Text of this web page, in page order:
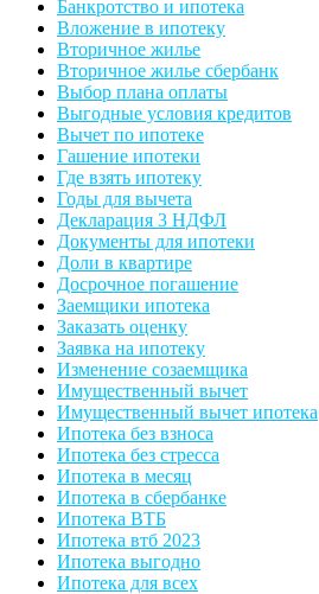
Банкротство и ипотека
Вложение в ипотеку
Вторичное жилье
Вторичное жилье сбербанк
Выбор плана оплаты
Выгодные условия кредитов
Вычет по ипотеке
Гашение ипотеки
Где взять ипотеку
Годы для вычета
Декларация 3 НДФЛ
Документы для ипотеки
Доли в квартире
Досрочное погашение
Заемщики ипотека
Заказать оценку
Заявка на ипотеку
Изменение созаемщика
Имущественный вычет
Имущественный вычет ипотека
Ипотека без взноса
Ипотека без стресса
Ипотека в месяц
Ипотека в сбербанке
Ипотека ВТБ
Ипотека втб 2023
Ипотека выгодно
Ипотека для всех